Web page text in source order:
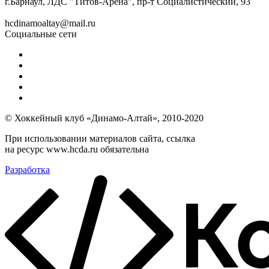
hcdinamoaltay@mail.ru
Социальные сети
© Хоккейный клуб «Динамо-Алтай», 2010-2020
При использовании материалов сайта, ссылка
на ресурс www.hcda.ru обязательна
Разработка